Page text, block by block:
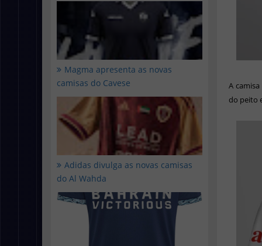
Magma apresenta as novas
camisas do Cavese
Adidas divulga as novas camisas
do Al Wahda
A
do peito